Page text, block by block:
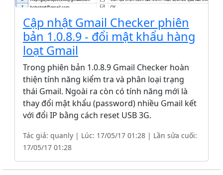
Cập nhật Gmail Checker phiên
bản 1.0.8.9 - đổi mật khẩu hàng
loạt Gmail
Trong phiên bản 1.0.8.9 Gmail Checker hoàn
thiện tính năng kiểm tra và phân loại trạng
thái Gmail. Ngoài ra còn có tính năng mới là
thay đổi mật khẩu (password) nhiều Gmail kết
với đổi IP bằng cách reset USB 3G.
Tác giả: quanly | Lúc: 17/05/17 01:28 | Lần sửa cuối:
17/05/17 01:28